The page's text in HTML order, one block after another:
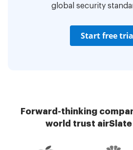
global security
Start free
Forward-thinking
world trust airSlate